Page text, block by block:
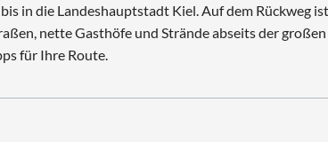
in die Landeshauptstadt Kiel. Auf dem Rückweg
nette Gasthöfe und Strände abseits der
für Ihre Route.